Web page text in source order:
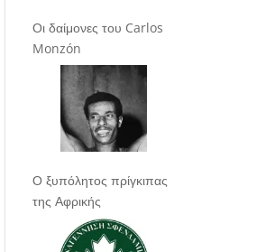
Οι δαίμονες του Carlos
Monzón
Ο ξυπόλητος πρίγκιπας
της Αφρικής